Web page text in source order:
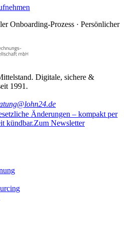
Onboarding-Prozess · Persönlicher
Digitale, sichere &
1991.
Änderungen – kompakt per
kündbar.Zum Newsletter